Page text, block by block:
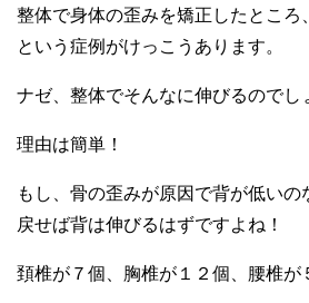
整体で身体の歪みを矯正したところ
という症例がけっこうあります。
ナゼ、整体でそんなに伸びるのでし
理由は簡単！
もし、骨の歪みが原因で背が低いの
戻せば背は伸びるはずですよね！
頚椎が７個、胸椎が１２個、腰椎が